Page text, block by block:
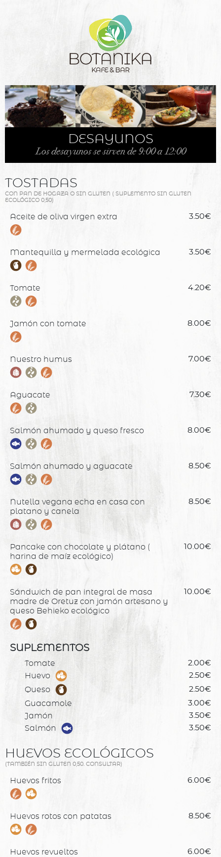
DESAYUNOS
Los desayunos se sirven de 9:00 a 12:00
TOSTADAS
CON PAN DE HOGAZA O SIN GLUTEN ( SUPLEMENTO SIN GLUTEN
ECOLÓGICO 0,50)
Aceite de oliva virgen extra 3.50€
Mantequilla y mermelada ecológica 3.50€
Tomate 4.20€
Jamón con tomate 8.00€
Nuestro humus 7.00€
Aguacate 7.30€
Salmón ahumado y queso fresco 8.00€
Salmón ahumado y aguacate 8.50€
Nutella vegana echa en casa con
platano y canela
8.50€
Pancake con chocolate y plátano (
harina de maíz ecológico)
10.00€
Sándwich de pan integral de masa
madre de Oretuz con jamón artesano y
queso Behieko ecológico
10.00€
SUPLEMENTOS
Tomate 2.00€
Huevo 2.50€
Queso 2.50€
Guacamole 3.00€
Jamón 3.50€
Salmón 3.50€
HUEVOS ECOLÓGICOS
(TAMBIÉN SIN GLUTEN 0,50. CONSULTAR)
Huevos fritos 6.00€
Huevos rotos con patatas 8.50€
Huevos revueltos 6.00€